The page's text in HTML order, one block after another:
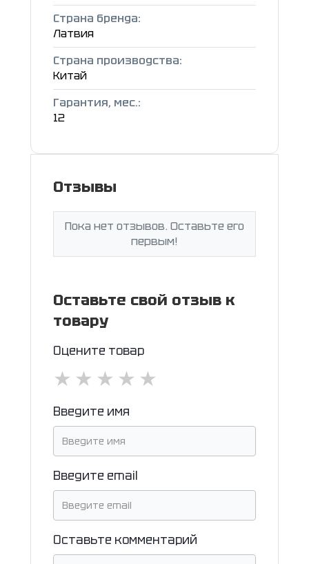
Страна бренда:
Латвия
Страна производства:
Китай
Гарантия, мес.:
12
Отзывы
Пока нет отзывов. Оставьте его
первым!
Оставьте свой отзыв к
товару
Оцените товар
★
★
★
★
★
Введите имя
Введите email
Оставьте комментарий